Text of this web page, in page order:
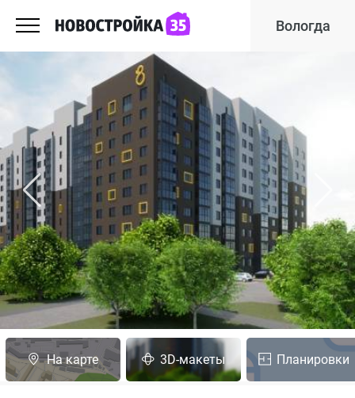
Вологда
На карте 3D-макеты Планировки